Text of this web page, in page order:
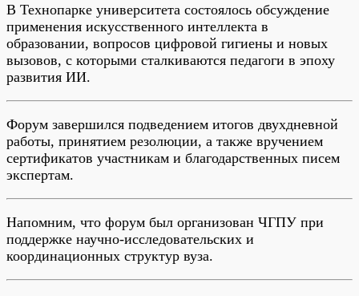
В Технопарке университета состоялось обсуждение
применения искусственного интеллекта в
образовании, вопросов цифровой гигиены и новых
вызовов, с которыми сталкиваются педагоги в эпоху
развития ИИ.
Форум завершился подведением итогов двухдневной
работы, принятием резолюции, а также вручением
сертификатов участникам и благодарственных писем
экспертам.
Напомним, что форум был организован ЧГПУ при
поддержке научно-исследовательских и
координационных структур вуза.